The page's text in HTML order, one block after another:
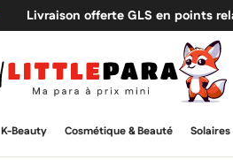
Livraison offerte GLS en points
K-Beauty Cosmétique & Beauté Solaires